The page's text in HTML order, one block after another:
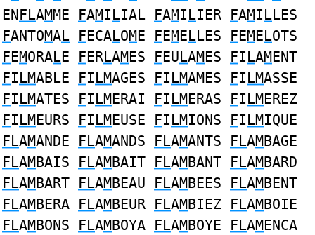
ENFLAMME FAMILIAL FAMILIER FAMILLES
FANTOMAL FECALOME FEMELLES FEMELOTS
FEMORALE FERLAMES FEULAMES FILAMENT
FILMABLE FILMAGES FILMAMES FILMASSE
FILMATES FILMERAI FILMERAS FILMEREZ
FILMEURS FILMEUSE FILMIONS FILMIQUE
FLAMANDE FLAMANDS FLAMANTS FLAMBAGE
FLAMBAIS FLAMBAIT FLAMBANT FLAMBARD
FLAMBART FLAMBEAU FLAMBEES FLAMBENT
FLAMBERA FLAMBEUR FLAMBIEZ FLAMBOIE
FLAMBONS FLAMBOYA FLAMBOYE FLAMENCA